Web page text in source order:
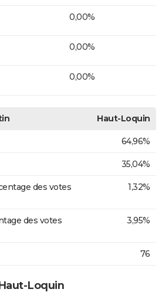
0,00%
0,00%
0,00%
Haut-Loquin
64,96%
35,04%
des votes
1,32%
des votes
3,95%
76
Loquin